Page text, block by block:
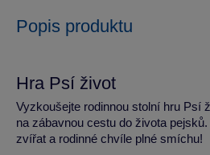
Popis produktu
Hra Psí život
Vyzkoušejte rodinnou stolní hru Psí
na zábavnou cestu do života
zvířat a rodinné chvíle plné smíchu!